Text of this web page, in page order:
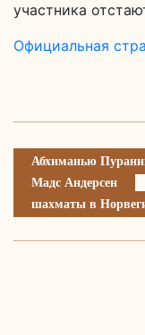
участника
Официальная
Абхиманью
Мадс Андерсен
шахматы в